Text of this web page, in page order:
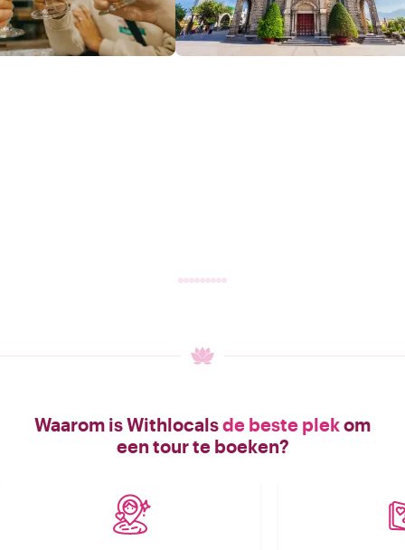
Waarom is Withlocalsde beste plekom
een tour te boeken?